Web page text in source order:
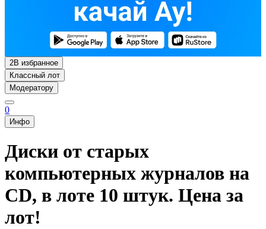
2В избранное
Классный лот
Модератору
0
Инфо
Диски от старых
компьютерных журналов на
CD, в лоте 10 штук. Цена за
лот!